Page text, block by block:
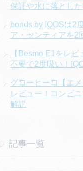
保証や水に落とし
bonds by IQOSは2
ア・センティアを2
【Besmo E1をレ
不要で2度吸い！
グローヒーロ【エ
レビュー！コンビ
解説
記事一覧